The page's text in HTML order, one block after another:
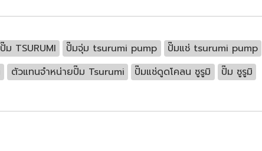
ปั๊ม TSURUMI ปั๊มจุ่ม tsurumi pump
ปั๊มแช่ tsurumi pump
ตัวแทนจำหน่ายปั๊ม Tsurumi ปั๊มแช่ดูดโคลน ซูรูมิ ปั๊ม ซูรูมิ